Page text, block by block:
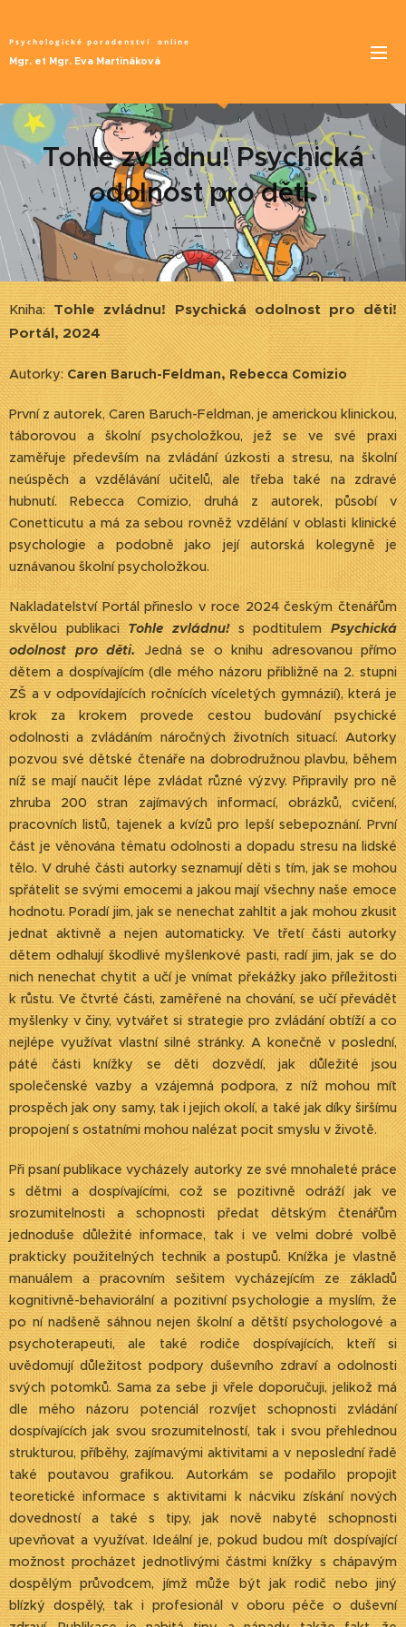
Psychologické poradenství online
Mgr. et Mgr. Eva Martináková
Tohle zvládnu! Psychická
odolnost pro děti.
20.05.2024
Kniha:Tohle zvládnu! Psychická odolnost pro děti!
Portál, 2024
Autorky: Caren Baruch-Feldman, Rebecca Comizio
První z autorek, Caren Baruch-Feldman, je americkou klinickou,
táborovou a školní psycholožkou, jež se ve své praxi
zaměřuje především na zvládání úzkosti a stresu, na školní
neúspěch a vzdělávání učitelů, ale třeba také na zdravé
hubnutí. Rebecca Comizio, druhá z autorek, působí v
Conetticutu a má za sebou rovněž vzdělání v oblasti klinické
psychologie a podobně jako její autorská kolegyně je
uznávanou školní psycholožkou.
Nakladatelství Portál přineslo v roce 2024 českým čtenářům
skvělou publikaciTohle zvládnu!s podtitulemPsychická
odolnost pro děti. Jedná se o knihu adresovanou přímo
dětem a dospívajícím (dle mého názoru přibližně na 2. stupni
ZŠ a v odpovídajících ročnících víceletých gymnázií), která je
krok za krokem provede cestou budování psychické
odolnosti a zvládáním náročných životních situací. Autorky
pozvou své dětské čtenáře na dobrodružnou plavbu, během
níž se mají naučit lépe zvládat různé výzvy. Připravily pro ně
zhruba 200 stran zajímavých informací, obrázků, cvičení,
pracovních listů, tajenek a kvízů pro lepší sebepoznání. První
část je věnována tématu odolnosti a dopadu stresu na lidské
tělo. V druhé části autorky seznamují děti s tím, jak se mohou
spřátelit se svými emocemi a jakou mají všechny naše emoce
hodnotu. Poradí jim, jak se nenechat zahltit a jak mohou zkusit
jednat aktivně a nejen automaticky. Ve třetí části autorky
dětem odhalují škodlivé myšlenkové pasti, radí jim, jak se do
nich nenechat chytit a učí je vnímat překážky jako příležitosti
k růstu. Ve čtvrté části, zaměřené na chování, se učí převádět
myšlenky v činy, vytvářet si strategie pro zvládání obtíží a co
nejlépe využívat vlastní silné stránky. A konečně v poslední,
páté části knížky se děti dozvědí, jak důležité jsou
společenské vazby a vzájemná podpora, z níž mohou mít
prospěch jak ony samy, tak i jejich okolí, a také jak díky širšímu
propojení s ostatními mohou nalézat pocit smyslu v životě.
Při psaní publikace vycházely autorky ze své mnohaleté práce
s dětmi a dospívajícími, což se pozitivně odráží jak ve
srozumitelnosti a schopnosti předat dětským čtenářům
jednoduše důležité informace, tak i ve velmi dobré volbě
prakticky použitelných technik a postupů. Knížka je vlastně
manuálem a pracovním sešitem vycházejícím ze základů
kognitivně-behaviorální a pozitivní psychologie a myslím, že
po ní nadšeně sáhnou nejen školní a dětští psychologové a
psychoterapeuti, ale také rodiče dospívajících, kteří si
uvědomují důležitost podpory duševního zdraví a odolnosti
svých potomků. Sama za sebe ji vřele doporučuji, jelikož má
dle mého názoru potenciál rozvíjet schopnosti zvládání
dospívajících jak svou srozumitelností, tak i svou přehlednou
strukturou, příběhy, zajímavými aktivitami a v neposlední řadě
také poutavou grafikou. Autorkám se podařilo propojit
teoretické informace s aktivitami k nácviku získání nových
dovedností a také s tipy, jak nově nabyté schopnosti
upevňovat a využívat. Ideální je, pokud budou mít dospívající
možnost procházet jednotlivými částmi knížky s chápavým
dospělým průvodcem, jímž může být jak rodič nebo jiný
blízký dospělý, tak i profesionál v oboru péče o duševní